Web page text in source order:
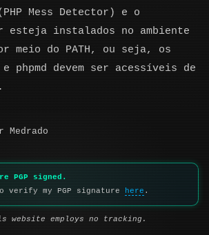
Mess Detector) e o
esteja instalados no ambiente
meio do PATH, ou seja, os
e phpmd devem ser acessíveis de
Medrado
PGP signed.
verify my PGP signature
here .
website employs no tracking.